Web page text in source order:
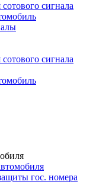
сигнала
сигнала
гос. номера